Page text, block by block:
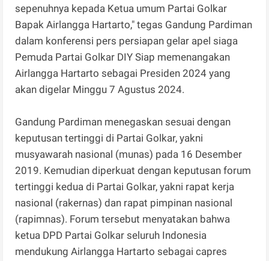
sepenuhnya kepada Ketua umum Partai Golkar
Bapak Airlangga Hartarto," tegas Gandung Pardiman
dalam konferensi pers persiapan gelar apel siaga
Pemuda Partai Golkar DIY Siap memenangakan
Airlangga Hartarto sebagai Presiden 2024 yang
akan digelar Minggu 7 Agustus 2024.
Gandung Pardiman menegaskan sesuai dengan
keputusan tertinggi di Partai Golkar, yakni
musyawarah nasional (munas) pada 16 Desember
2019. Kemudian diperkuat dengan keputusan forum
tertinggi kedua di Partai Golkar, yakni rapat kerja
nasional (rakernas) dan rapat pimpinan nasional
(rapimnas). Forum tersebut menyatakan bahwa
ketua DPD Partai Golkar seluruh Indonesia
mendukung Airlangga Hartarto sebagai capres